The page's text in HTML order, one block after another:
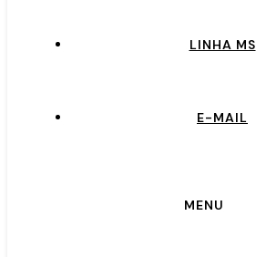
LINHA MS
E-MAIL
MENU